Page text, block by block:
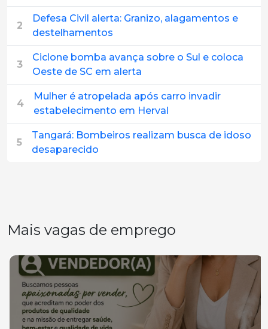
2
Defesa Civil alerta: Granizo, alagamentos e
destelhamentos
3
Ciclone bomba avança sobre o Sul e coloca
Oeste de SC em alerta
4
Mulher é atropelada após carro invadir
estabelecimento em Herval
5
Tangará: Bombeiros realizam busca de idoso
desaparecido
Mais vagas de emprego